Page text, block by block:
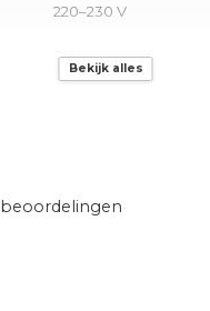
220–230 V
5 W
Bekijk alles
beoordelingen